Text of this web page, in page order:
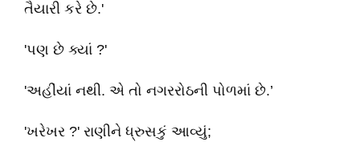
તૈયારી કરે છે.'
'પણ છે ક્યાં ?'
'અહીંયાં નથી. એ તો નગરરોઠની પોળમાં છે.’
'ખરેખર ?' રાણીને ધ્રુસકું આવ્યું;